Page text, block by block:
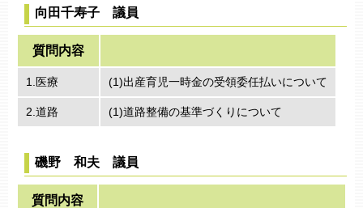
向田千寿子 議員
質問内容
1.医療 (1)出産育児一時金の受領委任払いについて
2.道路 (1)道路整備の基準づくりについて
磯野 和夫 議員
質問内容